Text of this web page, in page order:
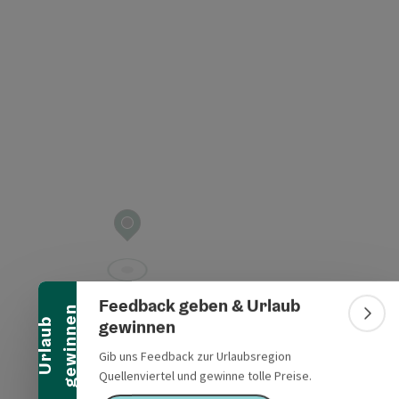
U
r
l
a
u
b
g
e
w
i
n
n
e n
Banner einklappen
Feedback geben & Urlaub
gewinnen
Gib uns Feedback zur Urlaubsregion
Quellenviertel und gewinne tolle Preise.